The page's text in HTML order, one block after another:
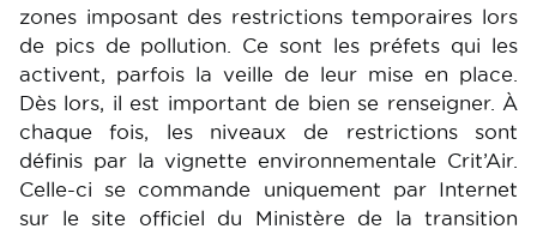
zones imposant des restrictions temporaires lors
de pics de pollution. Ce sont les préfets qui les
activent, parfois la veille de leur mise en place.
Dès lors, il est important de bien se renseigner. À
chaque fois, les niveaux de restrictions sont
définis par la vignette environnementale Crit’Air.
Celle-ci se commande uniquement par Internet
sur le site officiel du Ministère de la transition